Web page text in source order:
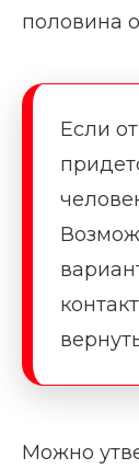
половина
Если
Можно